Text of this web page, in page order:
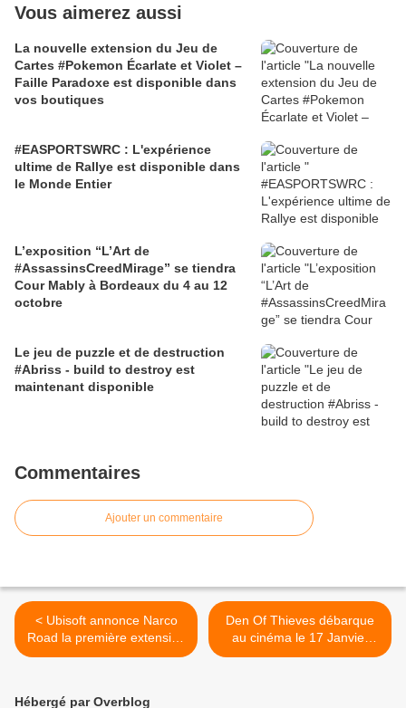
Vous aimerez aussi
La nouvelle extension du Jeu de
Cartes #Pokemon Écarlate et Violet –
Faille Paradoxe est disponible dans
vos boutiques
#EASPORTSWRC : L'expérience
ultime de Rallye est disponible dans
le Monde Entier
L’exposition “L’Art de
#AssassinsCreedMirage” se tiendra
Cour Mably à Bordeaux du 4 au 12
octobre
Le jeu de puzzle et de destruction
#Abriss - build to destroy est
maintenant disponible
Commentaires
Ajouter un commentaire
< Ubisoft annonce Narco
Road la première extension
de Ghost Recon Wildlands,
Den Of Thieves débarque
au cinéma le 17 Janvier
2018 >
Hébergé par Overblog